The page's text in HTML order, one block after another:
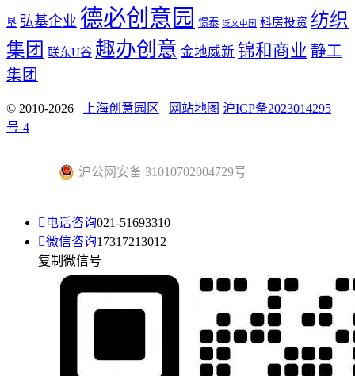
垦 弘基企业 德必创意园 憬泰 泛文中国 科房投资 纺织
集团 联东U谷 趣办创意 金地威新 锦和商业 静工
集团
© 2010-2026 上海创意园区 网站地图 沪ICP备2023014295
号-4
沪公网安备 31010702004729号
 电话咨询021-51693310
微信咨询17317213012
复制微信号